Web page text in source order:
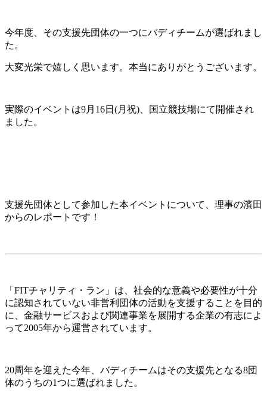
今年度、その支援先団体の一つにバディチームが選ばれまし
た。
大変光栄で嬉しく思います。本当にありがとうございます。
実際のイベントは9月16日(月祝)、国立競技場にて開催され
ました。
支援先団体として参加した本イベントについて、理事の濱田
からのレポートです！
「FITチャリティ・ラン」は、社会的な意義や必要性が十分
に認知されていない非営利団体の活動を支援することを目的
に、金融サービスおよび関連事業を展開する企業の有志によ
って2005年から運営されています。
20周年を迎えた今年、バディチームはその支援先となる8団
体のうちの1つに選ばれました。